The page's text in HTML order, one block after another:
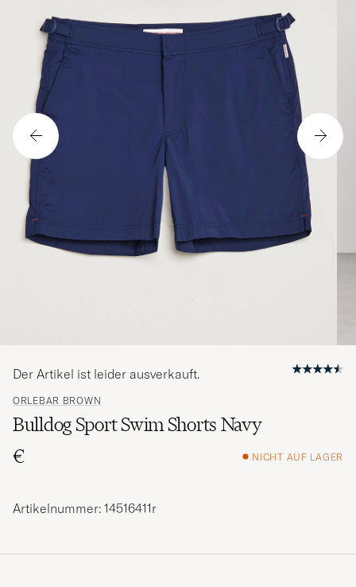
ORLEBAR BROWN
Bulldog Sport Swim Shorts Navy
€
NICHT AUF LAGER
Der Artikel ist leider ausverkauft.
Artikelnummer: 14516411r